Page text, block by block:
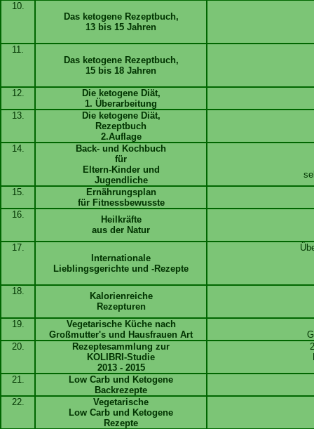
10.
Das ketogene Rezeptbuch,
13 bis 15 Jahren
11.
Das ketogene Rezeptbuch,
15 bis 18 Jahren
12.
Die ketogene Diät,
1. Überarbeitung
13.
Die ketogene Diät,
Rezeptbuch
2.Auflage
14.
Back- und Kochbuch
für
Eltern-Kinder und
Jugendliche
15.
Ernährungsplan
für Fitnessbewusste
16.
Heilkräfte
aus der Natur
17.
Internationale
Lieblingsgerichte und -Rezepte
18.
Kalorienreiche
Rezepturen
19.
Vegetarische Küche nach
Großmutter's und Hausfrauen Art
20.
Rezeptesammlung zur
KOLIBRI-Studie
2013 - 2015
21.
Low Carb und Ketogene
Backrezepte
22.
Vegetarische
Low Carb und Ketogene
Rezepte